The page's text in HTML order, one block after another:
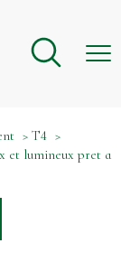
T4
et lumineux pret a